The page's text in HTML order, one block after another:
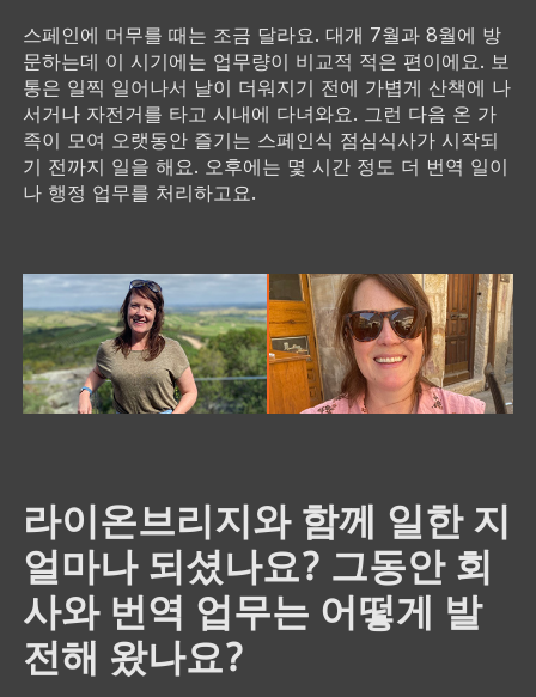
스페인에 머무를 때는 조금 달라요. 대개 7월과 8월에 방
문하는데 이 시기에는 업무량이 비교적 적은 편이에요. 보
통은 일찍 일어나서 날이 더워지기 전에 가볍게 산책에 나
서거나 자전거를 타고 시내에 다녀와요. 그런 다음 온 가
족이 모여 오랫동안 즐기는 스페인식 점심식사가 시작되
기 전까지 일을 해요. 오후에는 몇 시간 정도 더 번역 일이
나 행정 업무를 처리하고요.
라이온브리지와 함께 일한 지
얼마나 되셨나요? 그동안 회
사와 번역 업무는 어떻게 발
전해 왔나요?